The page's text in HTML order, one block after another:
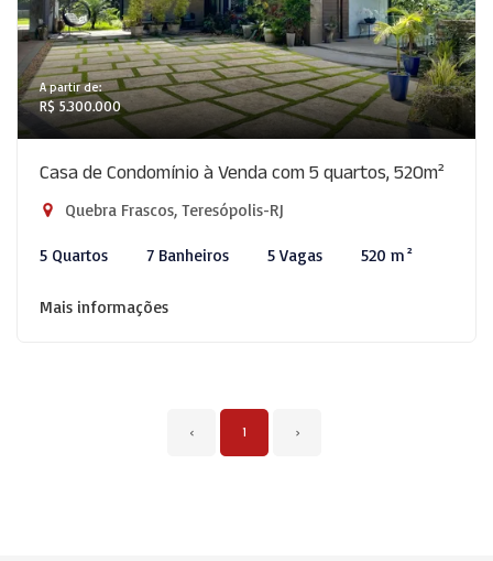
A partir de:
R$ 5.300.000
Casa de Condomínio à Venda com 5 quartos, 520m²
Quebra Frascos, Teresópolis-RJ
5 Quartos 7 Banheiros 5 Vagas 520 m²
Mais informações
‹ 1 ›